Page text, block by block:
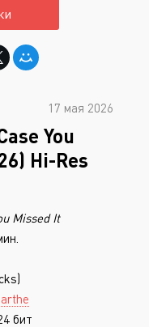
Восстановить пароль
17 мая 2026
You
Hi-Res
Missed It
бит